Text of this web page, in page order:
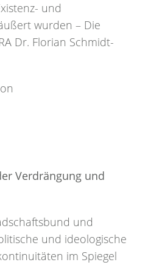
und
wurden – Die
Dr. Florian Schmidt-
Verdrängung und
und
und ideologische
im Spiegel